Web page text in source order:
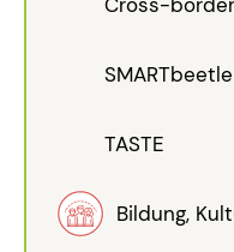
SMARTbeetle
TASTE
Bildung,